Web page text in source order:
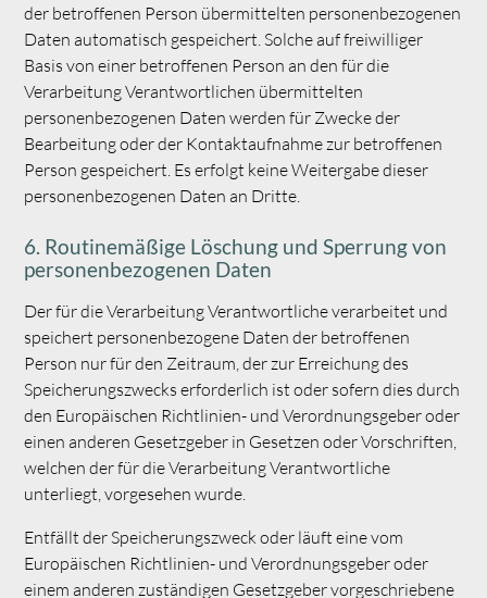
der betroffenen Person übermittelten personenbezogenen
Daten automatisch gespeichert. Solche auf freiwilliger
Basis von einer betroffenen Person an den für die
Verarbeitung Verantwortlichen übermittelten
personenbezogenen Daten werden für Zwecke der
Bearbeitung oder der Kontaktaufnahme zur betroffenen
Person gespeichert. Es erfolgt keine Weitergabe dieser
personenbezogenen Daten an Dritte.
6. Routinemäßige Löschung und Sperrung von
personenbezogenen Daten
Der für die Verarbeitung Verantwortliche verarbeitet und
speichert personenbezogene Daten der betroffenen
Person nur für den Zeitraum, der zur Erreichung des
Speicherungszwecks erforderlich ist oder sofern dies durch
den Europäischen Richtlinien- und Verordnungsgeber oder
einen anderen Gesetzgeber in Gesetzen oder Vorschriften,
welchen der für die Verarbeitung Verantwortliche
unterliegt, vorgesehen wurde.
Entfällt der Speicherungszweck oder läuft eine vom
Europäischen Richtlinien- und Verordnungsgeber oder
einem anderen zuständigen Gesetzgeber vorgeschriebene